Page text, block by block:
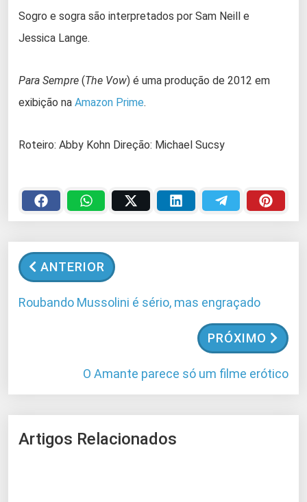
Sogro e sogra são interpretados por Sam Neill e
Jessica Lange.
Para Sempre (The Vow) é uma produção de 2012 em
exibição na Amazon Prime.
Roteiro: Abby Kohn Direção: Michael Sucsy
ANTERIOR
Roubando Mussolini é sério, mas engraçado
PRÓXIMO
O Amante parece só um filme erótico
Artigos Relacionados